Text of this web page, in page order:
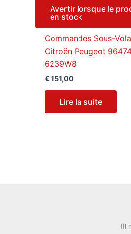
Avertir lorsque le
en stock
Commandes Sous-
Citroën Peugeot
6239W8
€ 151,00
Lire la suite
(Il